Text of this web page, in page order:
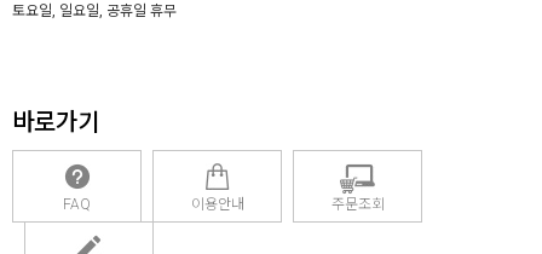
토요일, 일요일, 공휴일 휴무
바로가기
FAQ 이용안내 주문조회